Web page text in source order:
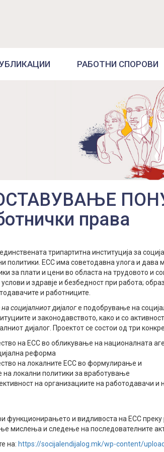
РАБОТНИ СПОРОВИ
права
трипартитна институција за
политики. ЕСС има советодавна улога и
за плати и цени во областа на трудовото и
и здравје и безбедност при работа;
и работниците.
социјалниот дијалоге подобрување на
и законодавството, како и со
дијалог. Проектот се состои од три
на ЕСС во обликување на националната
реформа
на локалните ЕСС во формулирање и
локални политики за вработување
на организациите на работодавачи и
функционирањето и видливоста на ЕСС
мислења и следење на последователните
на: https://socijalendijalog.mk/wp-content/